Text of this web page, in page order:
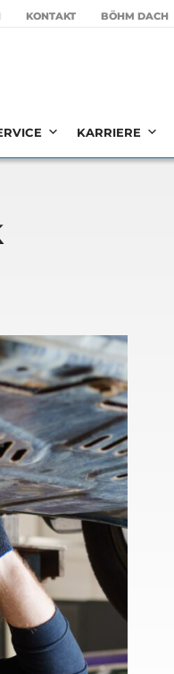
KON­TAKT BÖHM DACH
KARRIERE